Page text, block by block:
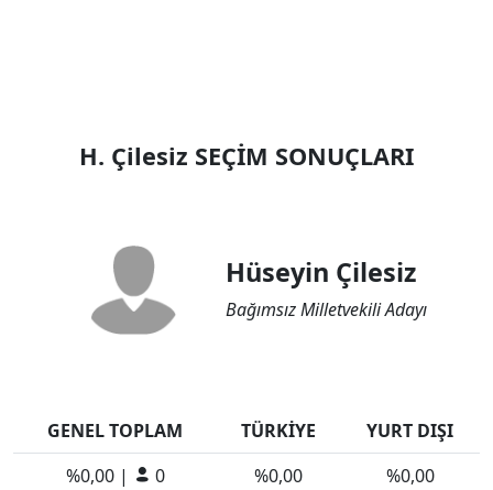
H. Çilesiz SEÇİM SONUÇLARI
Hüseyin Çilesiz
Bağımsız Milletvekili Adayı
GENEL TOPLAM TÜRKİYE
YURT DIŞI
%0,00 |
0 %0,00 %0,00